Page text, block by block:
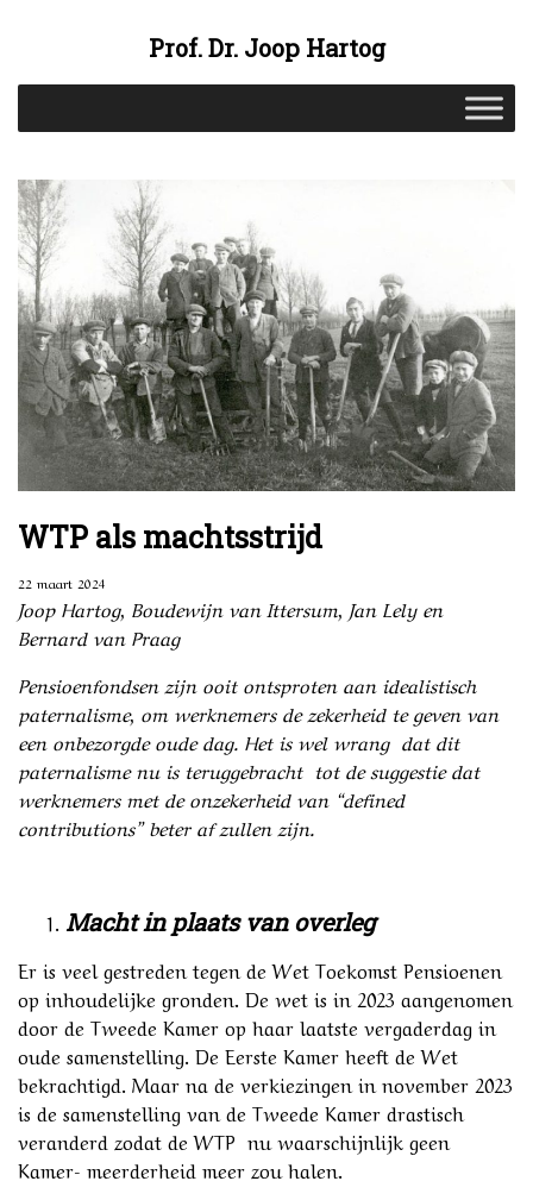
Prof. Dr. Joop Hartog
WTP als machtsstrijd
22 maart 2024
Joop Hartog, Boudewijn van Ittersum, Jan Lely en
Bernard van Praag
Pensioenfondsen zijn ooit ontsproten aan idealistisch
paternalisme, om werknemers de zekerheid te geven van
een onbezorgde oude dag. Het is wel wrang dat dit
paternalisme nu is teruggebracht tot de suggestie dat
werknemers met de onzekerheid van “defined
contributions” beter af zullen zijn.
Macht in plaats van overleg
Er is veel gestreden tegen de Wet Toekomst Pensioenen
op inhoudelijke gronden. De wet is in 2023 aangenomen
door de Tweede Kamer op haar laatste vergaderdag in
oude samenstelling. De Eerste Kamer heeft de Wet
bekrachtigd. Maar na de verkiezingen in november 2023
is de samenstelling van de Tweede Kamer drastisch
veranderd zodat de WTP nu waarschijnlijk geen
Kamer- meerderheid meer zou halen.